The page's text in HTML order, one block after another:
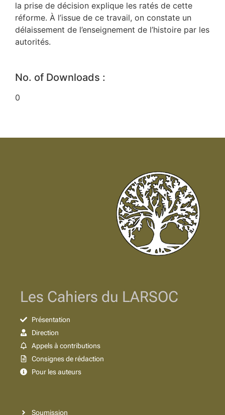
la prise de décision explique les ratés de cette
réforme. À l’issue de ce travail, on constate un
délaissement de l’enseignement de l’histoire par les
autorités.
No. of Downloads :
0
Les Cahiers du LARSOC
Présentation
Direction
Appels à contributions
Consignes de rédaction
Pour les auteurs
Soumission